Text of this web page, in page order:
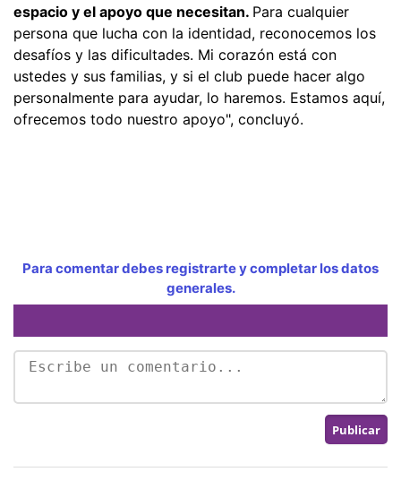
espacio y el apoyo que necesitan. Para cualquier
persona que lucha con la identidad, reconocemos los
desafíos y las dificultades. Mi corazón está con
ustedes y sus familias, y si el club puede hacer algo
personalmente para ayudar, lo haremos. Estamos aquí,
ofrecemos todo nuestro apoyo", concluyó.
Para comentar debes registrarte y completar los datos
generales.